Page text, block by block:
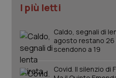
I più letti
Caldo, segnali di
agosto restano 26
scendono a 19
Covid. Il silenzio di